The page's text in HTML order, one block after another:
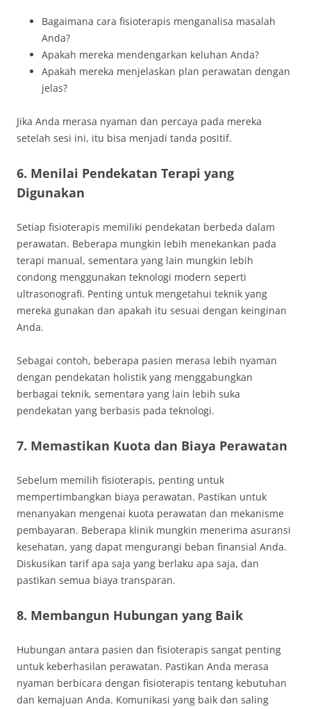
Bagaimana cara fisioterapis menganalisa masalah
Anda?
Apakah mereka mendengarkan keluhan Anda?
Apakah mereka menjelaskan plan perawatan dengan
jelas?
Jika Anda merasa nyaman dan percaya pada mereka
setelah sesi ini, itu bisa menjadi tanda positif.
6. Menilai Pendekatan Terapi yang
Digunakan
Setiap fisioterapis memiliki pendekatan berbeda dalam
perawatan. Beberapa mungkin lebih menekankan pada
terapi manual, sementara yang lain mungkin lebih
condong menggunakan teknologi modern seperti
ultrasonografi. Penting untuk mengetahui teknik yang
mereka gunakan dan apakah itu sesuai dengan keinginan
Anda.
Sebagai contoh, beberapa pasien merasa lebih nyaman
dengan pendekatan holistik yang menggabungkan
berbagai teknik, sementara yang lain lebih suka
pendekatan yang berbasis pada teknologi.
7. Memastikan Kuota dan Biaya Perawatan
Sebelum memilih fisioterapis, penting untuk
mempertimbangkan biaya perawatan. Pastikan untuk
menanyakan mengenai kuota perawatan dan mekanisme
pembayaran. Beberapa klinik mungkin menerima asuransi
kesehatan, yang dapat mengurangi beban finansial Anda.
Diskusikan tarif apa saja yang berlaku apa saja, dan
pastikan semua biaya transparan.
8. Membangun Hubungan yang Baik
Hubungan antara pasien dan fisioterapis sangat penting
untuk keberhasilan perawatan. Pastikan Anda merasa
nyaman berbicara dengan fisioterapis tentang kebutuhan
dan kemajuan Anda. Komunikasi yang baik dan saling